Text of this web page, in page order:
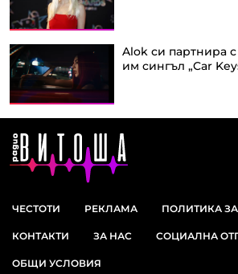
Alok си партнира
им сингъл „Car
ЧЕСТОТИ РЕКЛАМА ПОЛИТИКА
КОНТАКТИ ЗА НАС СОЦИАЛНА
ОБЩИ УСЛОВИЯ